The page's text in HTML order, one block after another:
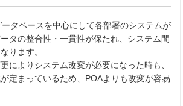
タベースを中心にして各部署のシステムが
タの整合性・一貫性が保たれ、システム間
ります。
によりシステム改変が必要になった時も、
定まっているため、 POAよりも改変が容易